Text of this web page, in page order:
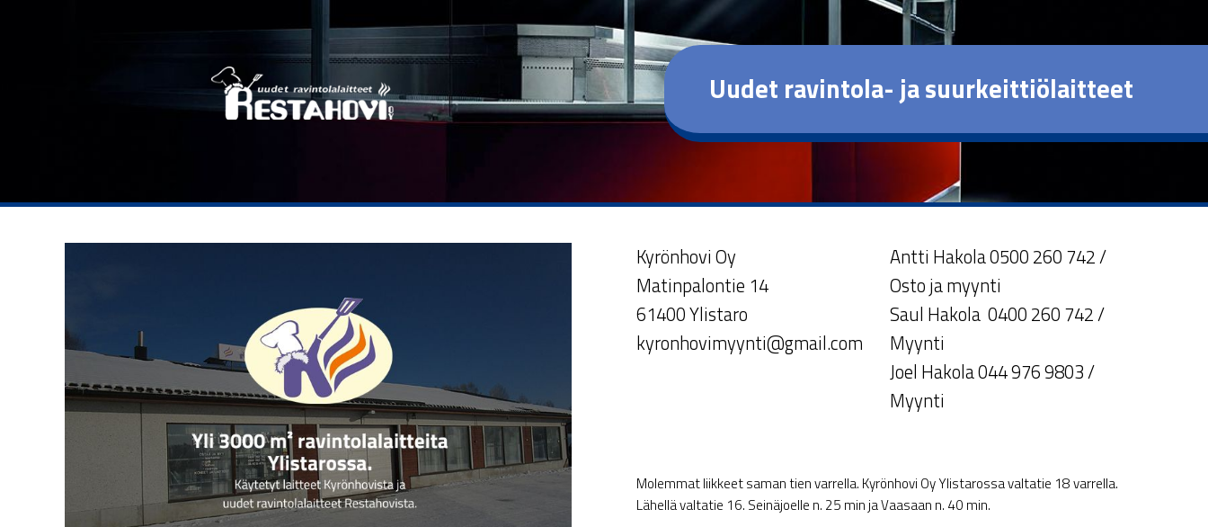
Uudet ravintola- ja suurkeittiölaitteet
Kyrönhovi Oy
Matinpalontie 14
61400 Ylistaro
kyronhovimyynti@gmail.com
Antti Hakola 0500 260 742 /
Osto ja myynti
Saul Hakola 0400 260 742 /
Myynti
Joel Hakola 044 976 9803 /
Myynti
Molemmat liikkeet saman tien varrella. Kyrönhovi Oy Ylistarossa valtatie 18 varrella.
Lähellä valtatie 16. Seinäjoelle n. 25 min ja Vaasaan n. 40 min.